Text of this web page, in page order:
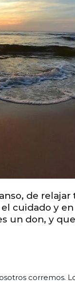
de
cuidado y
un don, y
corremos.